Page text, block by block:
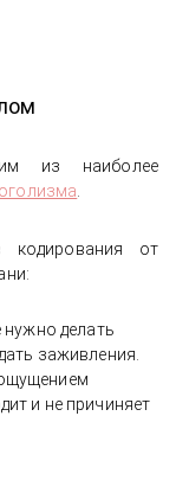
из наиболее
кодирования от
нужно делать
заживления.
и не причиняет